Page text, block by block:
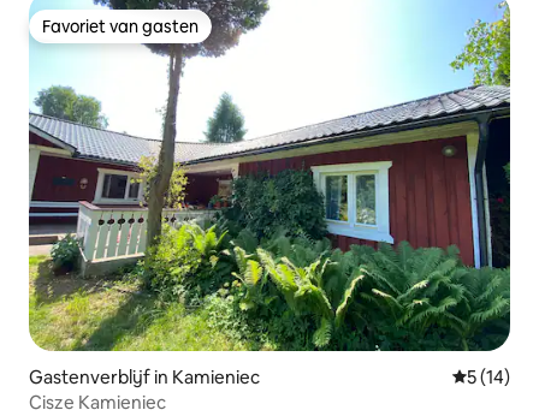
Favoriet van gasten
Favoriet van gasten
Gastenverblijf in Kamieniec
5 (14)
Cisze Kamieniec